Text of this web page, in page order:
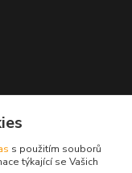
s použitím souborů
týkající se Vašich